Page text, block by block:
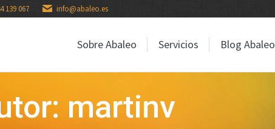
139 067 info@abaleo.es
Sobre Abaleo Servicios Blog Abaleo
martinv